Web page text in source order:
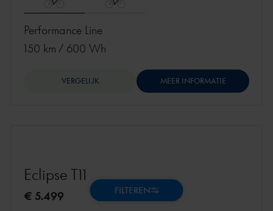
FILTEREN
Performance Line
150 km / 600 Wh
VERGELIJK MEER INFORMATIE
Eclipse T11
€ 5.499